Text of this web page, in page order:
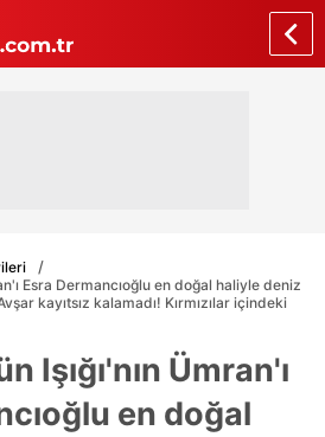
Esra Dermancıoğlu en doğal haliyle deniz
kayıtsız kalamadı! Kırmızılar içindeki
Işığı'nın Ümran'ı
en doğal